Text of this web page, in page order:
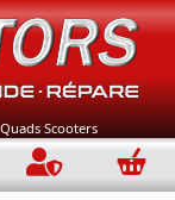
Scooters
Connection